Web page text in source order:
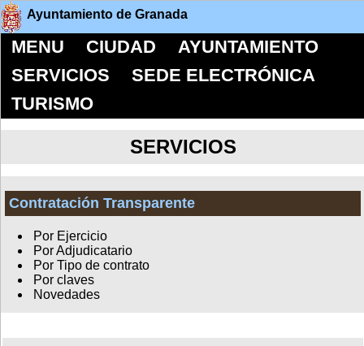
Ayuntamiento de Granada
MENU CIUDAD
AYUNTAMIENTO
SERVICIOS
SEDE ELECTRÓNICA
TURISMO
SERVICIOS
Contratación Transparente
Por Ejercicio
Por Adjudicatario
Por Tipo de contrato
Por claves
Novedades